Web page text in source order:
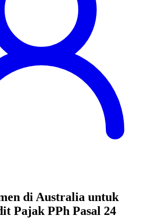
di Australia untuk
Pajak PPh Pasal 24